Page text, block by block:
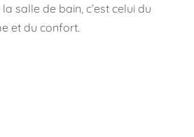
la salle de bain, c’est celui du
et du confort.